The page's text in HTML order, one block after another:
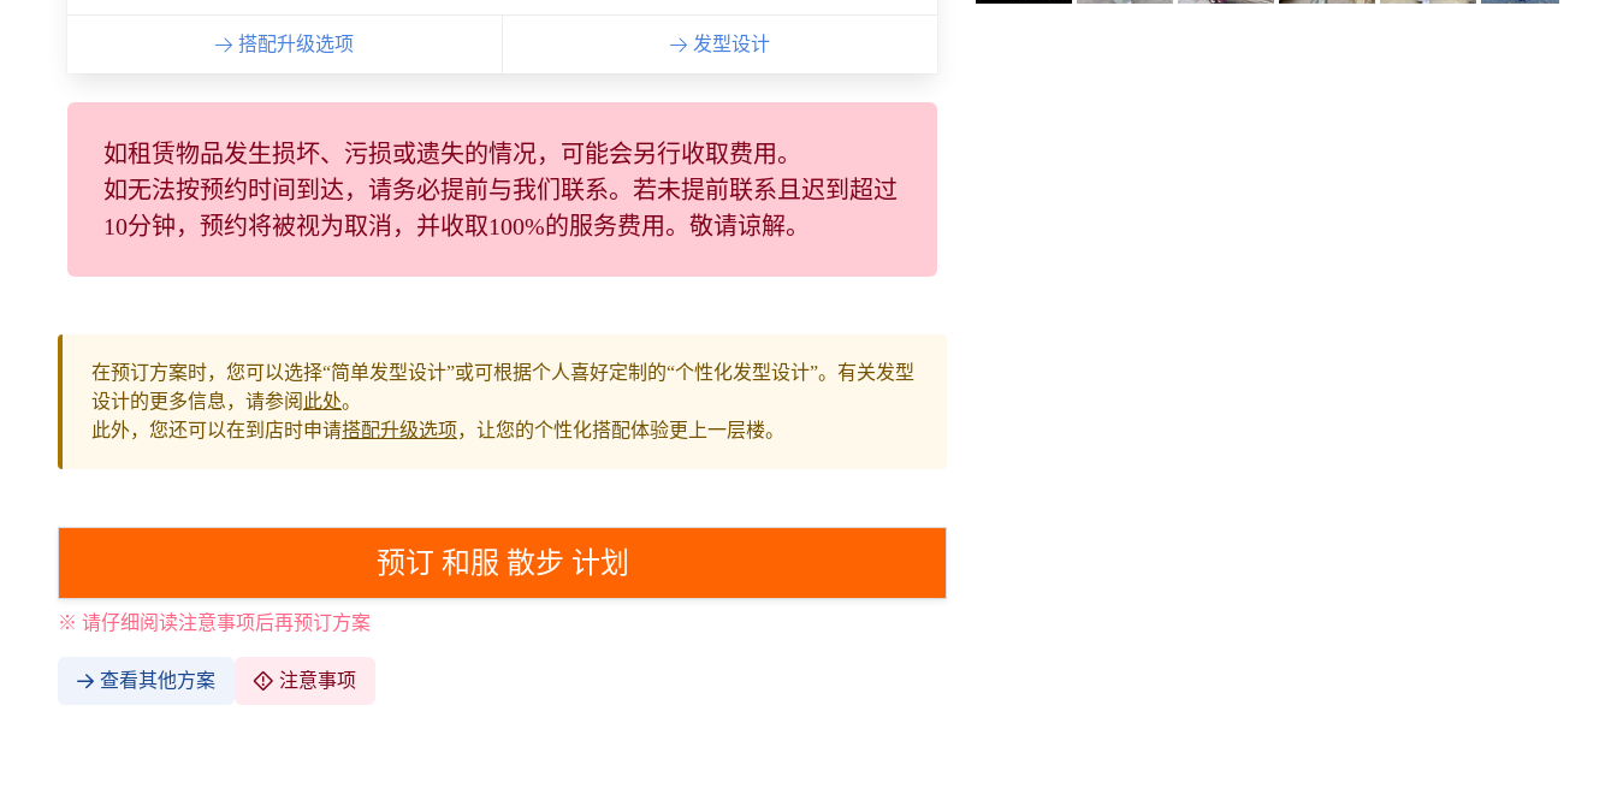
搭配升级选项 发型设计
如租赁物品发生损坏、污损或遗失的情况，可能会另行收取费用。
如无法按预约时间到达，请务必提前与我们联系。若未提前联系且迟到超过
10分钟，预约将被视为取消，并收取100%的服务费用。敬请谅解。
在预订方案时，您可以选择“简单发型设计”或可根据个人喜好定制的“个性化发型设计”。有关发型
设计的更多信息，请参阅 此处。
此外，您还可以在到店时申请搭配升级选项，让您的个性化搭配体验更上一层楼。
预订 和服 散步 计划
※ 请仔细阅读注意事项后再预订方案
查看其他方案 注意事项